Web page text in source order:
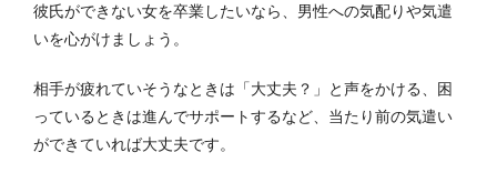
彼氏ができない女を卒業したいなら、男性への気配りや気遣
いを心がけましょう。
相手が疲れていそうなときは「大丈夫？」と声をかける、困
っているときは進んでサポートするなど、当たり前の気遣い
ができていれば大丈夫です。